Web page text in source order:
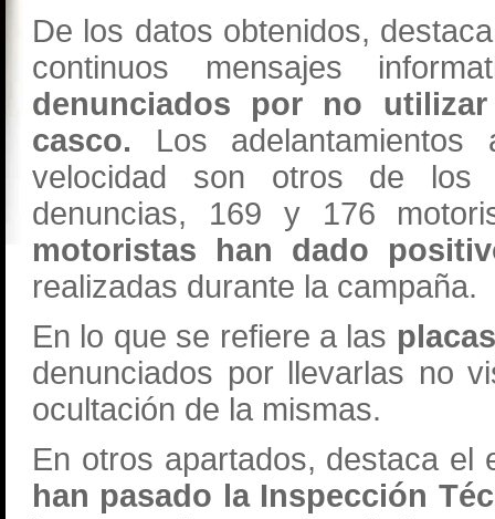
De los datos obtenidos,
continuos mensajes
denunciados por no
casco. Los
velocidad son otros de los
denuncias, 169 y 176
motoristas han dado
realizadas durante la campaña.
En lo que se refiere a las
denunciados por llevarlas no
ocultación de la mismas.
En otros apartados, destaca
han pasado la Inspección